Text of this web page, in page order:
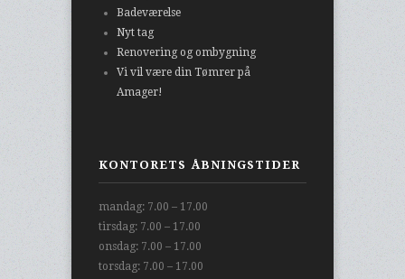
Badeværelse
Nyt tag
Renovering og ombygning
Vi vil være din Tømrer på
Amager!
KONTORETS ÅBNINGSTIDER
mandag: 7.00 – 17.00
tirsdag: 7.00 – 17.00
onsdag: 7.00 – 17.00
torsdag: 7.00 – 17.00